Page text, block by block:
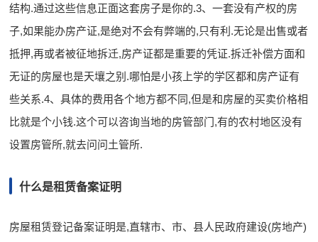
结构.通过这些信息正面这套房子是你的.3、一套没有产权的房
子,如果能办房产证,是绝对不会有弊端的,只有利.无论是出售或者
抵押,再或者被征地拆迁,房产证都是重要的凭证.拆迁补偿方面和
无证的房屋也是天壤之别.哪怕是小孩上学的学区都和房产证有
些关系.4、具体的费用各个地方都不同,但是和房屋的买卖价格相
比就是个小钱.这个可以咨询当地的房管部门,有的农村地区没有
设置房管所,就去问问土管所.
什么是租赁备案证明
房屋租赁登记备案证明是,直辖市、市、县人民政府建设(房地产)